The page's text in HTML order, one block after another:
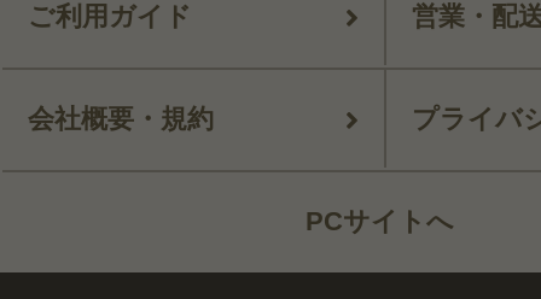
ご利用ガイド 営業・配
会社概要・規約 プライバ
PCサイトへ